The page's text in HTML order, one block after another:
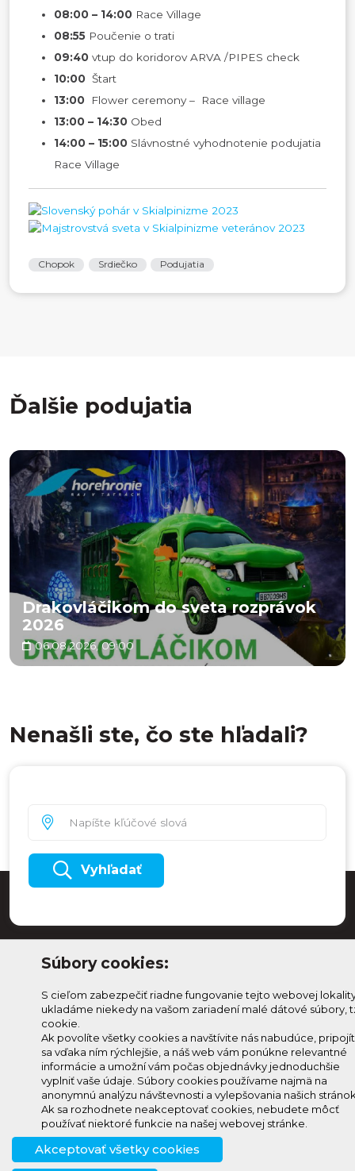
08:00 – 14:00 Race Village
08:55 Poučenie o trati
09:40 vtup do koridorov ARVA /PIPES check
10:00 Štart
13:00 Flower ceremony – Race village
13:00 – 14:30 Obed
14:00 – 15:00 Slávnostné vyhodnotenie podujatia
Race Village
Chopok Srdiečko Podujatia
Ďalšie podujatia
Drakovláčikom do sveta rozprávok
2026
06.08.2026, 09:00
Nenašli ste, čo ste hľadali?
Vyhľadať
info@knh.sk
+421 903
294 997
Prihlásenie
Zmeniť
nastavenie
cookies
Odoberaj Kam na
Horehroní
Prihlás sa na odber a
dostávaj novinky ako prvý
Súbory cookies:
S cieľom zabezpečiť riadne fungovanie tejto webovej
ukladáme niekedy na vašom zariadení malé dátové súbory,
cookie.
Ak povolíte všetky cookies a navštívite nás nabudúce,
sa vďaka ním rýchlejšie, a náš web vám ponúkne relevantné
informácie a umožní vám počas objednávky jednoduchšie
vyplniť vaše údaje. Súbory cookies používame najmä na
anonymnú analýzu návštevnosti a vylepšovania našich
Ak sa rozhodnete neakceptovať cookies, nebudete môcť
používať niektoré funkcie na našej webovej stránke.
Akceptovať všetky cookies